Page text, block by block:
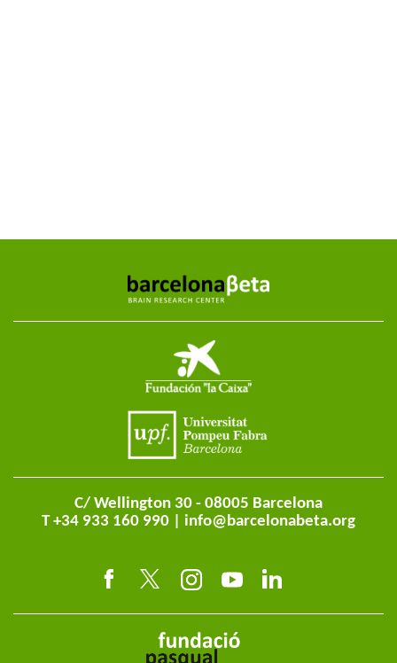
C/ Wellington 30 - 08005 Barcelona
T +34 933 160 990 | info@barcelonabeta.org